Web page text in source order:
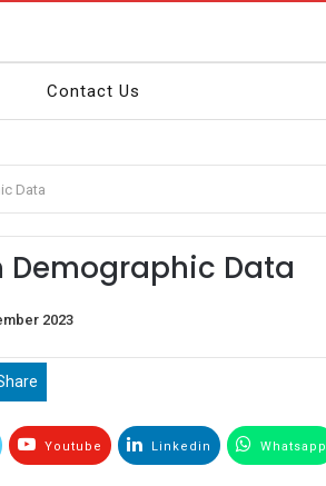
Contact Us
Data
Demographic Data
2023
Youtube Linkedin Whatsapp